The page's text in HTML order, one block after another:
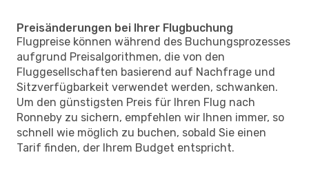
Preisänderungen bei Ihrer Flugbuchung
Flugpreise können während des Buchungsprozesses
aufgrund Preisalgorithmen, die von den
Fluggesellschaften basierend auf Nachfrage und
Sitzverfügbarkeit verwendet werden, schwanken.
Um den günstigsten Preis für Ihren Flug nach
Ronneby zu sichern, empfehlen wir Ihnen immer, so
schnell wie möglich zu buchen, sobald Sie einen
Tarif finden, der Ihrem Budget entspricht.